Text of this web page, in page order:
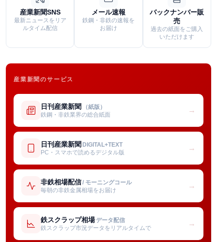
産業新聞SNS
最新ニュースをリア
ルタイム配信
メール速報
鉄鋼・非鉄の速報を
お届け
バックナンバー販
売
過去の紙面をご購入
いただけます
産業新聞のサービス
日刊産業新聞 （紙版）
鉄鋼・非鉄業界の総合紙面
→
日刊産業新聞 DIGITAL+TEXT
PC・スマホで読めるデジタル版
→
非鉄相場配信/ モーニングコール
毎朝の非鉄金属相場をお届け
→
鉄スクラップ相場 データ配信
鉄スクラップ市況データをリアルタイムで
→